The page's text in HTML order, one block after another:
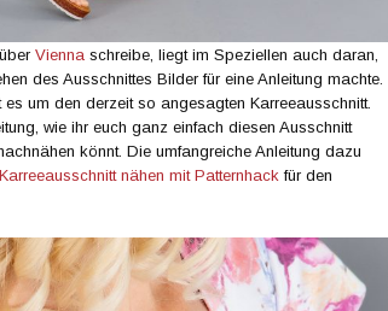
Vienna schreibe, liegt im Speziellen auch daran,
des Ausschnittes Bilder für eine Anleitung machte.
es um den derzeit so angesagten Karreeausschnitt.
wie ihr euch ganz einfach diesen Ausschnitt
könnt. Die umfangreiche Anleitung dazu
Karreeausschnitt nähen mit Patternhack für den